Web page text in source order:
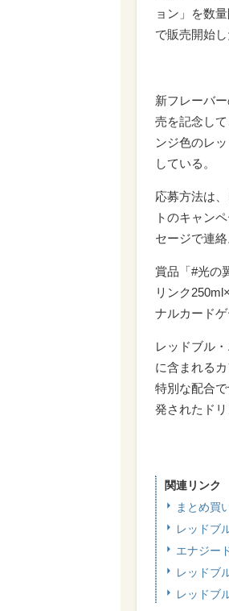
ョン」を数
で販売開始し
新フレーバ
売を記念し
ンジ色のレ
している。
応募方法は
トのキャン
セージで連絡
賞品「#光の
リンク
ナルカードゲ
レッドブル
に含まれる
特別な配合
発されたドリ
関連リンク
まとめ買
レッドブ
エナジー
レッドブ
レッドブ